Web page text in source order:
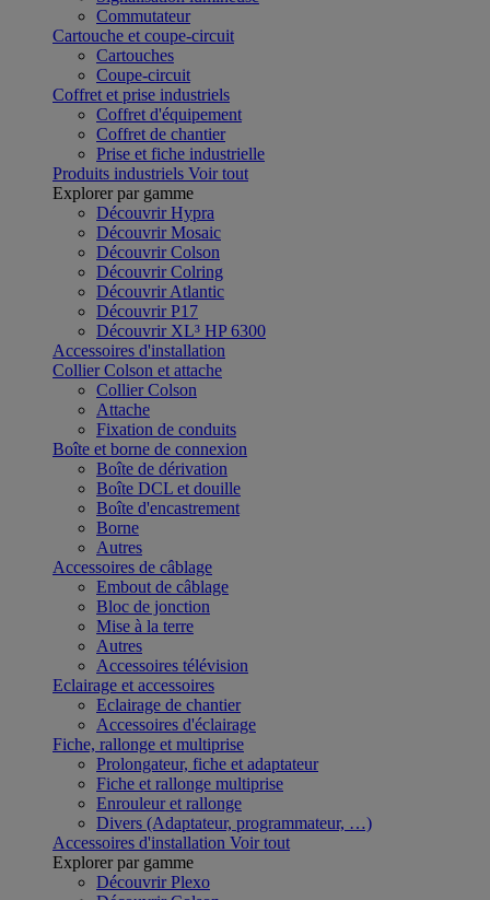
Commutateur
Cartouche et coupe-circuit
Cartouches
Coupe-circuit
Coffret et prise industriels
Coffret d'équipement
Coffret de chantier
Prise et fiche industrielle
Produits industriels Voir tout
Explorer par gamme
Découvrir Hypra
Découvrir Mosaic
Découvrir Colson
Découvrir Colring
Découvrir Atlantic
Découvrir P17
Découvrir XL³ HP 6300
Accessoires d'installation
Collier Colson et attache
Collier Colson
Attache
Fixation de conduits
Boîte et borne de connexion
Boîte de dérivation
Boîte DCL et douille
Boîte d'encastrement
Borne
Autres
Accessoires de câblage
Embout de câblage
Bloc de jonction
Mise à la terre
Autres
Accessoires télévision
Eclairage et accessoires
Eclairage de chantier
Accessoires d'éclairage
Fiche, rallonge et multiprise
Prolongateur, fiche et adaptateur
Fiche et rallonge multiprise
Enrouleur et rallonge
Divers (Adaptateur, programmateur, …)
Accessoires d'installation Voir tout
Explorer par gamme
Découvrir Plexo